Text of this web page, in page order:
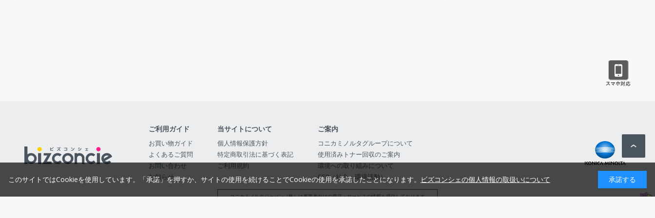
ご利用ガイド
お買い物ガイド
よくあるご質問
お問い合わせ
お知らせ
当サイトについて
個人情報保護方針
特定商取引法に基づく表記
ご利用規約
ご案内
コニカミノルタグループについて
使用済みトナー回収のご案内
環境への取り組みについて
CSR（社会・環境活動）
コニカミノルタジャパン（株）は事業者向けの商品・サービスの情報を提供しております
このサイトではCookieを使用しています。「承諾」を押すか、サイトの使用を続けることでCookieの使用を承諾したことになります。 ビズコンシェの個人情報の取扱いについて 承諾する